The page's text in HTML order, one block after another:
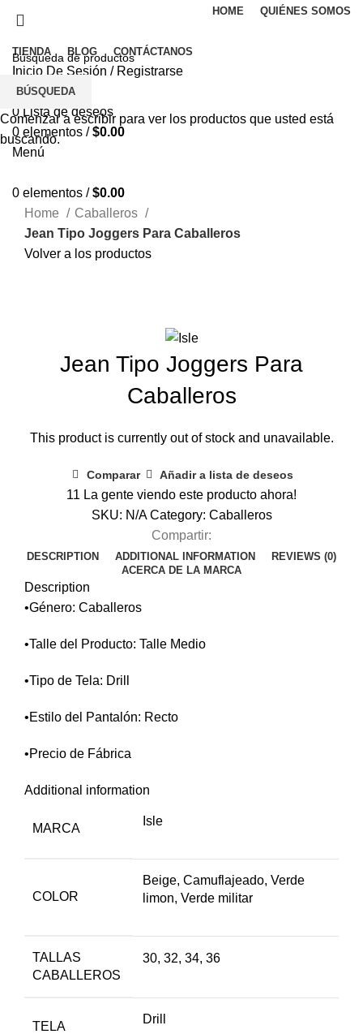
HOME QUIÉNES SOMOS
TIENDA BLOG CONTÁCTANOS
Inicio De Sesión / Registrarse
0 Comparar
0 Lista de deseos
0 elementos / $0.00
Menú
0 elementos / $0.00
Home
Caballeros
Jean Tipo Joggers Para Caballeros
Volver a los productos
Jean Tipo Joggers Para
Caballeros
This product is currently out of stock and unavailable.
Comparar Añadir a lista de deseos
11 La gente viendo este producto ahora!
SKU: N/ACategory: Caballeros
Compartir:
DESCRIPTION ADDITIONAL INFORMATION
REVIEWS (0)
ACERCA DE LA MARCA
Description
•Género: Caballeros
•Talle del Producto: Talle Medio
•Tipo de Tela: Drill
•Estilo del Pantalón: Recto
•Precio de Fábrica
Additional information
MARCA
Isle
COLOR
Beige, Camuflajeado, Verde
limon, Verde militar
TALLAS
CABALLEROS
30, 32, 34, 36
TELA
Drill
BÚSQUEDA
Comenzar a escribir para ver los productos que usted está
buscando.